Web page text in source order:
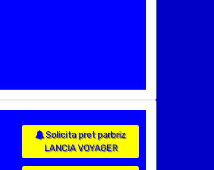
Solicita pret parbriz
LANCIA VOYAGER